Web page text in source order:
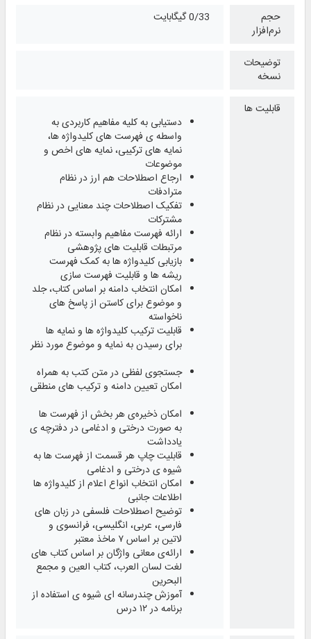
حجم
نرم‌افزار
0/33 گیگابایت
توضیحات
نسخه
قابلیت ها
دستیابی به کلیه مفاهیم کاربردی به
واسطه‌ ی فهرست‌ های کلیدواژه‌ ها،
نمایه‌ های ترکیبی، نمایه‌ های اخص و
موضوعات ​
ارجاع اصطلاحات هم ارز در نظام
مترادفات ​
تفکیک اصطلاحات چند معنایی در نظام
مشترکات ​
ارائه فهرست مفاهیم وابسته در نظام
مرتبطات قابلیت های پژوهشی ​
بازیابی کلیدواژه‌ ها به کمک فهرست
ریشه‌ ها و قابلیت فهرست‌ سازی ​
امکان انتخاب دامنه بر اساس کتاب، جلد
و موضوع برای کاستن از پاسخ‌ های
ناخواسته ​
قابلیت ترکیب کلیدواژه‌ ها و نمایه‌ ها
برای رسیدن به نمایه و موضوع مورد نظر
جستجوی لفظی در متن کتب به همراه
امکان تعیین دامنه و ترکیب‌ های منطقی
امکان ذخیره‌ی هر بخش از فهرست‌ ها
به صورت درختی و ادغامی در دفترچه‌ ی
یادداشت ​
قابلیت چاپ هر قسمت از فهرست‌ ها به
شیوه‌ ی درختی و ادغامی ​
امکان انتخاب انواع اعلام از کلیدواژه‌ ها
اطلاعات جانبی ​
توضیح اصطلاحات فلسفی در زبان های
فارسی، عربی، انگلیسی، فرانسوی و
لاتین بر اساس ۷ ماخذ معتبر ​
ارائه‌ی معانی واژگان بر اساس کتاب‌ های
لغت لسان العرب، کتاب العین و مجمع
البحرین ​
آموزش چند‌رسانه‌ ای شیوه‌ ی استفاده از
برنامه در ۱۲ درس